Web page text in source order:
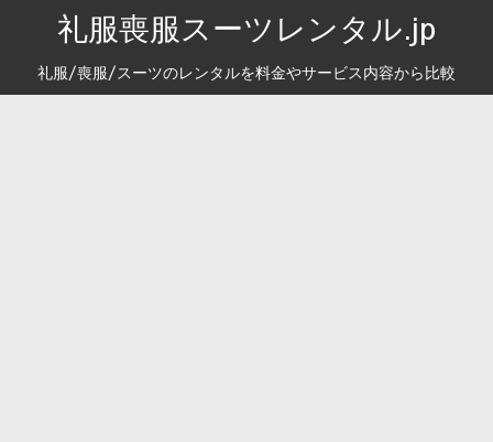
礼服喪服スーツレンタル.jp
礼服/喪服/スーツのレンタルを料金やサービス内容から比較